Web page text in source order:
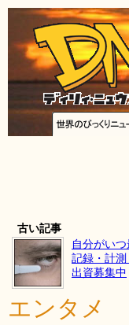
古い記事
自分がい
記録・計
出資募集中
エンタメ